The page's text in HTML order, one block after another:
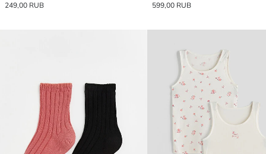
249,00 RUB
599,00 RUB